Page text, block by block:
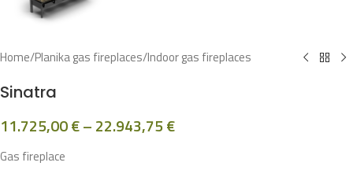
Home/Planika gas fireplaces/Indoor gas fireplaces
Sinatra
11.725,00€– 22.943,75 €
Gas fireplace